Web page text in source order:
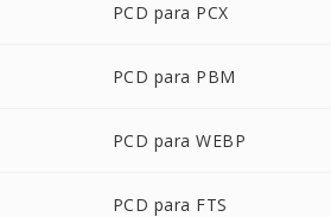
PCD para PCX
PCD para PBM
PCD para WEBP
PCD para FTS